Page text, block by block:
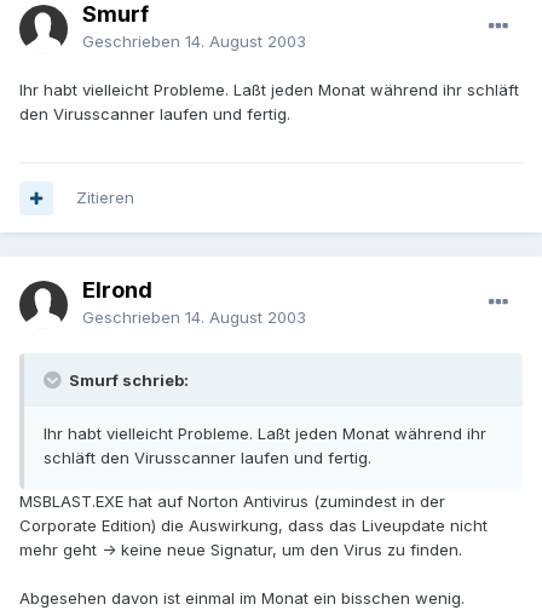
Smurf
Geschrieben 14. August 2003
Ihr habt vielleicht Probleme. Laßt jeden Monat während ihr schläft
den Virusscanner laufen und fertig.
Zitieren
Elrond
Geschrieben 14. August 2003
Smurf schrieb:
Ihr habt vielleicht Probleme. Laßt jeden Monat während ihr
schläft den Virusscanner laufen und fertig.
MSBLAST.EXE hat auf Norton Antivirus (zumindest in der
Corporate Edition) die Auswirkung, dass das Liveupdate nicht
mehr geht -> keine neue Signatur, um den Virus zu finden.
Abgesehen davon ist einmal im Monat ein bisschen wenig.